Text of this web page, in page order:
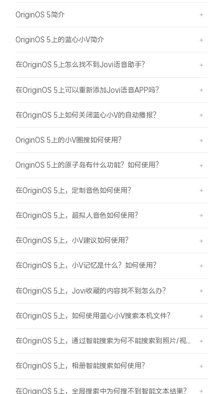
OriginOS 5简介
OriginOS 5上的蓝心小V简介
在OriginOS 5上怎么找不到Jovi语音助手？
在OriginOS 5上可以重新添加Jovi语音APP吗？
在OriginOS 5上如何关闭蓝心小V的自动播报？
OriginOS 5上的小V圈搜如何使用？
OriginOS 5上的原子岛有什么功能？如何使用？
在OriginOS 5上，定制音色如何使用？
在OriginOS 5上，超拟人音色如何使用？
在OriginOS 5上，小V建议如何使用？
在OriginOS 5上，小V记忆是什么？如何使用？
在OriginOS 5上，Jovi收藏的内容找不到怎么办？
在OriginOS 5上，如何使用蓝心小V搜索本机文件？
在OriginOS 5上，相册智能搜索如何使用？
在OriginOS 5上，全局搜索中为何搜不到智能文本结果？